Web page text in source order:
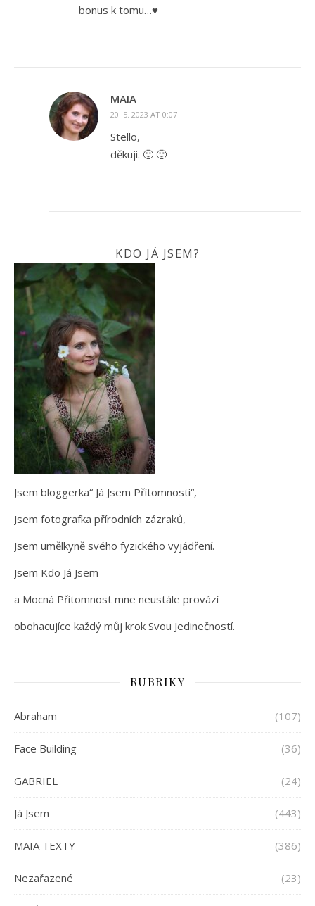
bonus k tomu…♥
MAIA
20. 5. 2023 AT 0:07
Stello,
děkuji. 🙂 🙂
KDO JÁ JSEM?
Jsem bloggerka“ Já Jsem Přítomnosti“,
Jsem fotografka přírodních zázraků,
Jsem umělkyně svého fyzického vyjádření.
Jsem Kdo Já Jsem
a Mocná Přítomnost mne neustále provází
obohacujíce každý můj krok Svou Jedinečností.
RUBRIKY
Abraham (107)
Face Building (36)
GABRIEL (24)
Já Jsem (443)
MAIA TEXTY (386)
Nezařazené (23)